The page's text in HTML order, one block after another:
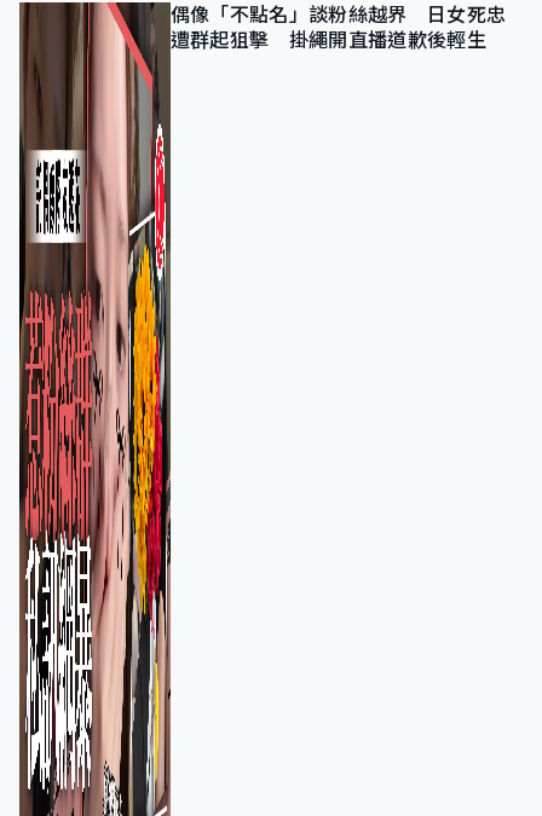
偶像「不點名」談粉絲越界 日女死忠
遭群起狙擊 掛繩開直播道歉後輕生